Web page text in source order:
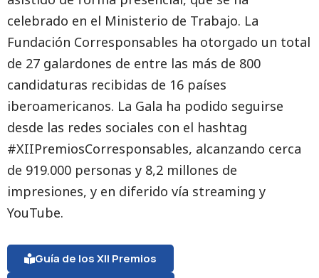
celebrado en el Ministerio de Trabajo. La
Fundación Corresponsables ha otorgado un total
de 27 galardones de entre las más de 800
candidaturas recibidas de 16 países
iberoamericanos. La Gala ha podido seguirse
desde las redes sociales con el hashtag
#XIIPremiosCorresponsables, alcanzando cerca
de 919.000 personas y 8,2 millones de
impresiones, y en diferido vía streaming y
YouTube.
Guía de los XII Premios